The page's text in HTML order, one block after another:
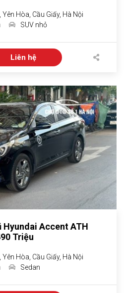
Hòa, Cầu Giấy, Hà Nội
SUV nhỏ
Liên hệ
Hyundai Accent ATH
Triệu
Hòa, Cầu Giấy, Hà Nội
Sedan